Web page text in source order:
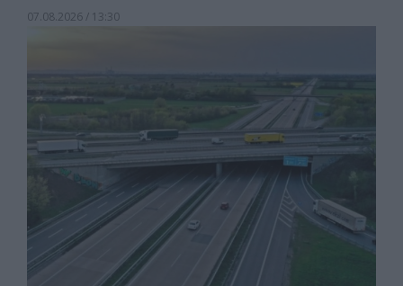
07.08.2026 / 13:30